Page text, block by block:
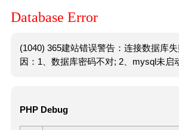
Database Error
(1040) 365建站错误警告：连接数据库
因：1、数据库密码不对; 2、mysql未启
PHP Debug